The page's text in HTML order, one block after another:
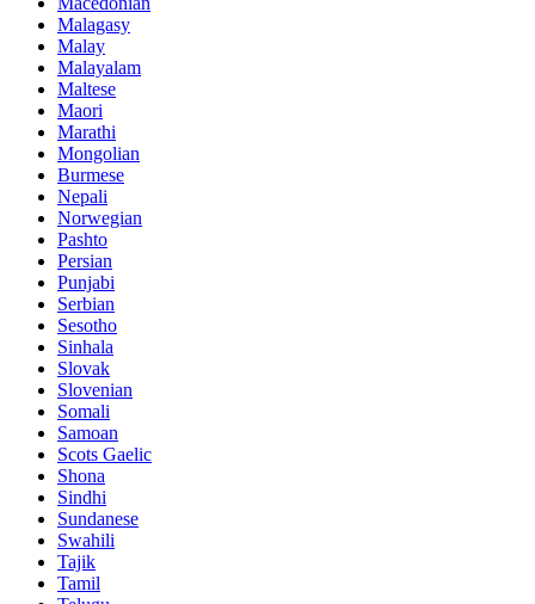
Malagasy
Malay
Malayalam
Maltese
Maori
Marathi
Mongolian
Burmese
Nepali
Norwegian
Pashto
Persian
Punjabi
Serbian
Sesotho
Sinhala
Slovak
Slovenian
Somali
Samoan
Scots Gaelic
Shona
Sindhi
Sundanese
Swahili
Tajik
Tamil